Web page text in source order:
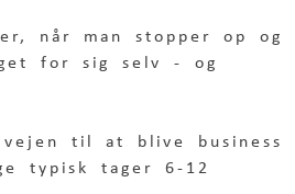
når man stopper op og
for sig selv - og
til at blive business
typisk tager 6-12